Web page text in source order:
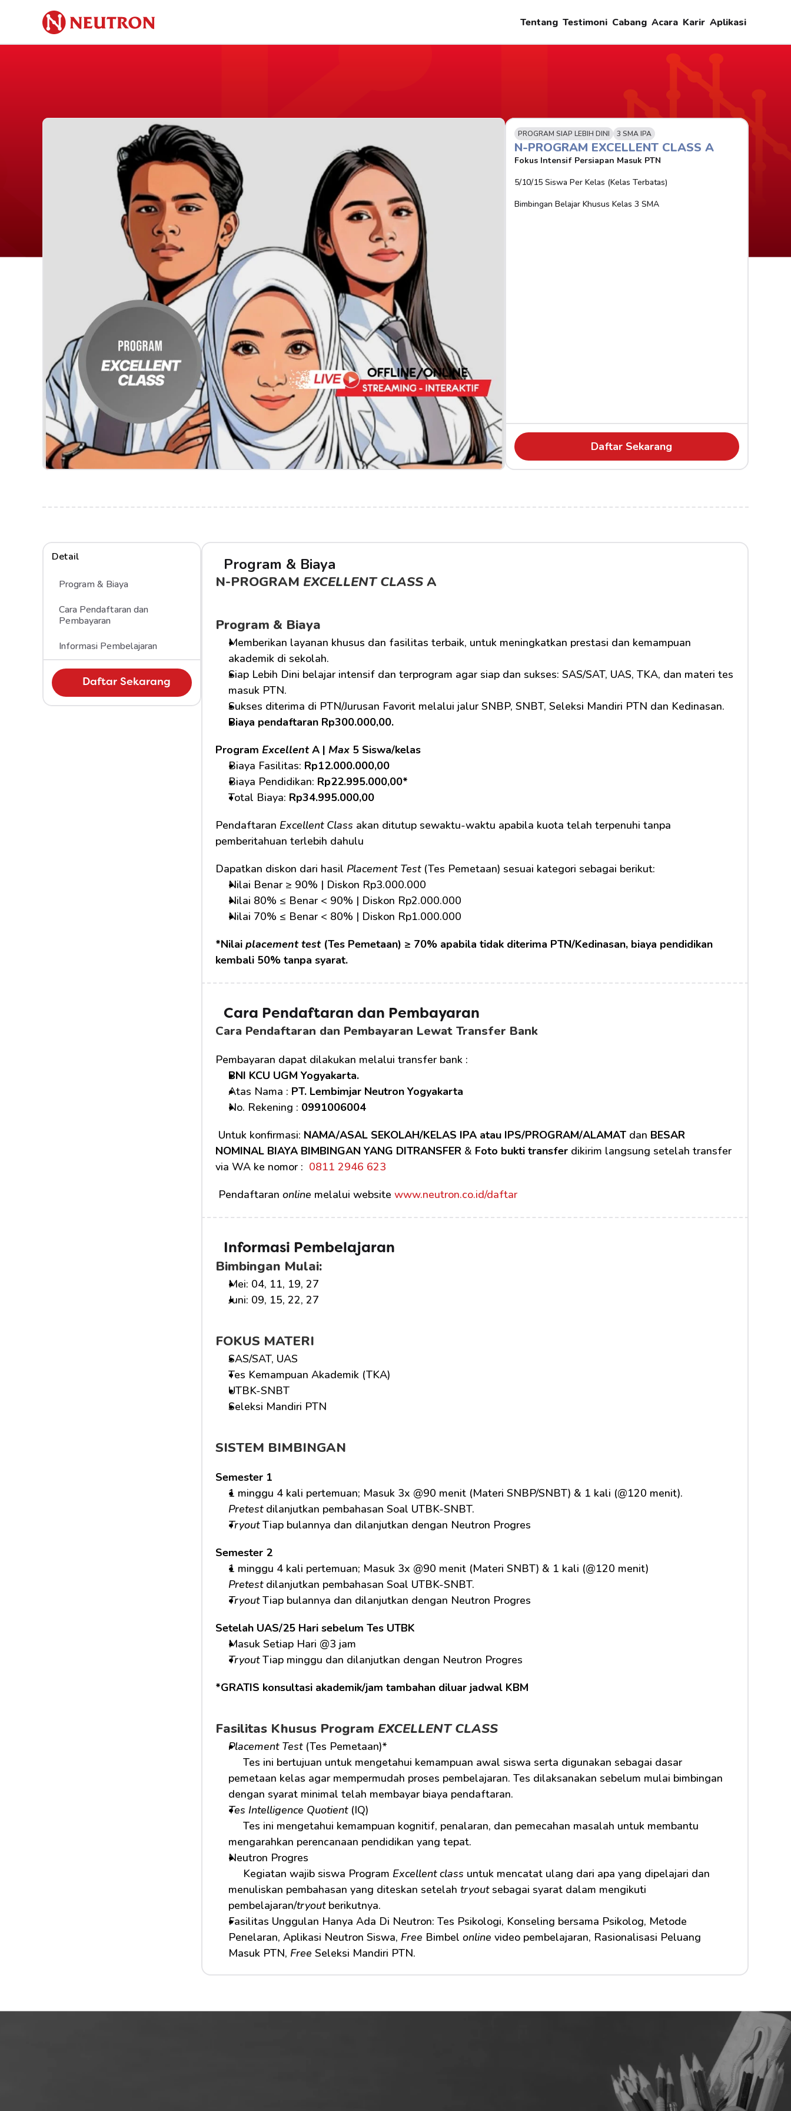
Tentang Testimoni Cabang Acara Karir Aplikasi
PROGRAM SIAP LEBIH DINI 3 SMA IPA
N-PROGRAM EXCELLENT CLASS A
Fokus Intensif Persiapan Masuk PTN
5/10/15 Siswa Per Kelas (Kelas Terbatas)
Bimbingan Belajar Khusus Kelas 3 SMA
Daftar Sekarang
Detail
Program & Biaya
Cara Pendaftaran dan
Pembayaran
Informasi Pembelajaran
Daftar Sekarang
Program & Biaya
N-PROGRAM EXCELLENT CLASS A
Program & Biaya
Memberikan layanan khusus dan fasilitas terbaik, untuk meningkatkan prestasi dan kemampuan
akademik di sekolah.
Siap Lebih Dini belajar intensif dan terprogram agar siap dan sukses: SAS/SAT, UAS, TKA, dan materi tes
masuk PTN.
Sukses diterima di PTN/Jurusan Favorit melalui jalur SNBP, SNBT, Seleksi Mandiri PTN dan Kedinasan.
Biaya pendaftaran Rp300.000,00.
Program Excellent A | Max 5 Siswa/kelas
Biaya Fasilitas: Rp12.000.000,00
Biaya Pendidikan: Rp22.995.000,00*
Total Biaya: Rp34.995.000,00
Pendaftaran Excellent Class akan ditutup sewaktu-waktu apabila kuota telah terpenuhi tanpa
pemberitahuan terlebih dahulu
Dapatkan diskon dari hasil Placement Test (Tes Pemetaan) sesuai kategori sebagai berikut:
Nilai Benar ≥ 90% | Diskon Rp3.000.000
Nilai 80% ≤ Benar < 90% | Diskon Rp2.000.000
Nilai 70% ≤ Benar < 80% | Diskon Rp1.000.000
*Nilai placement test (Tes Pemetaan) ≥ 70% apabila tidak diterima PTN/Kedinasan, biaya pendidikan
kembali 50% tanpa syarat.
Cara Pendaftaran dan Pembayaran
Cara Pendaftaran dan Pembayaran Lewat Transfer Bank
Pembayaran dapat dilakukan melalui transfer bank :
BNI KCU UGM Yogyakarta.
Atas Nama : PT. Lembimjar Neutron Yogyakarta
No. Rekening : 0991006004
Untuk konfirmasi: NAMA/ASAL SEKOLAH/KELAS IPA atau IPS/PROGRAM/ALAMAT dan BESAR
NOMINAL BIAYA BIMBINGAN YANG DITRANSFER & Foto bukti transfer dikirim langsung setelah transfer
via WA ke nomor : 0811 2946 623
Pendaftaran online melalui website www.neutron.co.id/daftar
Informasi Pembelajaran
Bimbingan Mulai:
Mei: 04, 11, 19, 27
Juni: 09, 15, 22, 27
FOKUS MATERI
SAS/SAT, UAS
Tes Kemampuan Akademik (TKA)
UTBK-SNBT
Seleksi Mandiri PTN
SISTEM BIMBINGAN
Semester 1
1 minggu 4 kali pertemuan; Masuk 3x @90 menit (Materi SNBP/SNBT) & 1 kali (@120 menit).
Pretest dilanjutkan pembahasan Soal UTBK-SNBT.
Tryout Tiap bulannya dan dilanjutkan dengan Neutron Progres
Semester 2
1 minggu 4 kali pertemuan; Masuk 3x @90 menit (Materi SNBT) & 1 kali (@120 menit)
Pretest dilanjutkan pembahasan Soal UTBK-SNBT.
Tryout Tiap bulannya dan dilanjutkan dengan Neutron Progres
Setelah UAS/25 Hari sebelum Tes UTBK
Masuk Setiap Hari @3 jam
Tryout Tiap minggu dan dilanjutkan dengan Neutron Progres
*GRATIS konsultasi akademik/jam tambahan diluar jadwal KBM
Fasilitas Khusus Program EXCELLENT CLASS
Placement Test (Tes Pemetaan)*
pemetaan kelas agar mempermudah proses pembelajaran. Tes dilaksanakan sebelum mulai bimbingan
dengan syarat minimal telah membayar biaya pendaftaran.
Tes Intelligence Quotient (IQ)
mengarahkan perencanaan pendidikan yang tepat.
Neutron Progres
     Kegiatan wajib siswa Program
Excellent class untuk mencatat ulang dari apa yang dipelajari dan
menuliskan pembahasan yang diteskan setelah tryout sebagai syarat dalam mengikuti
pembelajaran/tryout berikutnya.
Fasilitas Unggulan Hanya Ada Di Neutron: Tes Psikologi, Konseling bersama Psikolog, Metode
Penelaran, Aplikasi Neutron Siswa, Free Bimbel online video pembelajaran, Rasionalisasi Peluang
Masuk PTN, Free Seleksi Mandiri PTN.